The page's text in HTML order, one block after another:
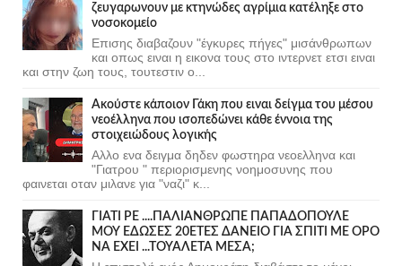
ζευγαρωνουν με κτηνώδες αγρίμια κατέληξε στο
νοσοκομείο
Επισης διαβαζουν "έγκυρες πήγες" μισάνθρωπων
και οπως ειναι η εικονα τους στο ιντερνετ ετσι ειναι
και στην ζωη τους, τουτεστιν ο...
Ακούστε κάποιον Γάκη που ειναι δείγμα του μέσου
νεοέλληνα που ισοπεδώνει κάθε έννοια της
στοιχειώδους λογικής
Αλλο ενα δειγμα δηδεν φωστηρα νεοελληνα και
"Γιατρου " περιορισμενης νοημοσυνης που
φαινεται οταν μιλανε για "ναζι" κ...
ΓΙΑΤΙ ΡΕ ....ΠΑΛΙΑΝΘΡΩΠΕ ΠΑΠΑΔΟΠΟΥΛΕ
ΜΟΥ ΕΔΩΣΕΣ 20ΕΤΕΣ ΔΑΝΕΙΟ ΓΙΑ ΣΠΙΤΙ ΜΕ ΟΡΟ
ΝΑ ΕΧΕΙ ...ΤΟΥΑΛΕΤΑ ΜΕΣΑ;